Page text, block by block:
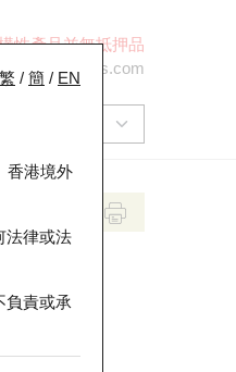
性產品並無抵押品
繁 / 簡 / EN
香港境外
法律或法
負責或承